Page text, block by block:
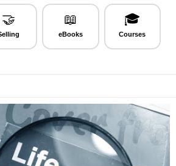
🤝 📖
eBooks
🎓
Courses